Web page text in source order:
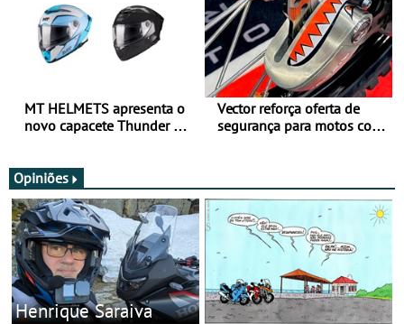
MT HELMETS apresenta o
novo capacete Thunder 4 R
Vector reforça oferta de
segurança para motos com
Opiniões
Henrique Saraiva